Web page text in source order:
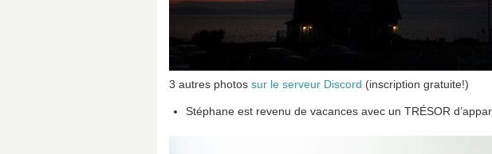
3 autres photos sur le serveur Discord (inscription gratuite!)
Stéphane est revenu de vacances avec un TRÉSOR